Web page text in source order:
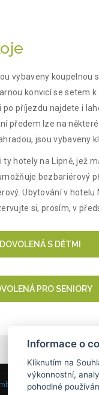
vybaveny koupelnou
konvicí se setem k
po příjezdu najdete i
předem lze na
jsou vybaveny
hotely na Lipně, jež
bezbariérový
Ubytování v
si, prosím, v
DOVOLENÁ S DĚTMI
PRO SENIORY
80, 382 79 Frymburk
Informace o
Kliknutím na
výkonnostní,
pohodlné